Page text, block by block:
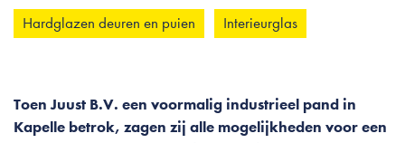
Hardglazen deuren en puien Interieurglas
Toen Juust B.V. een voormalig industrieel pand in
Kapelle betrok, zagen zij alle mogelijkheden voor een